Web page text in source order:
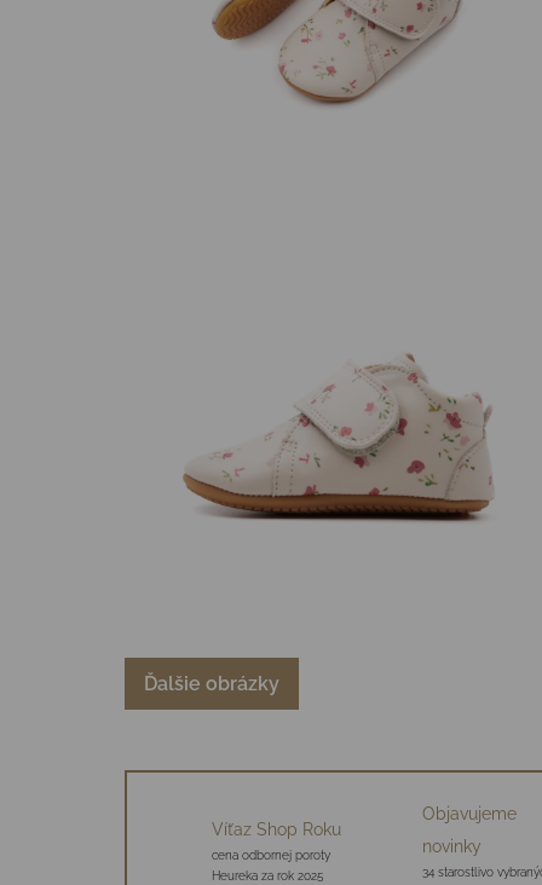
Ďalšie obrázky
Víťaz Shop Roku
cena odbornej poroty
Heureka za rok 2025
Objavujeme
novinky
34 starostlivo